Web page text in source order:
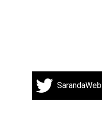
SarandaWeb